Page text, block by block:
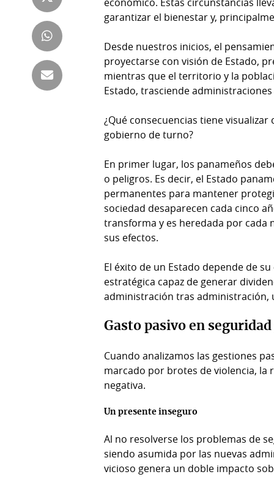
Tienda
Panamá
Tiquetes
Club
La
Prensa
Busca
garantizar el bienestar y,
Desde nuestros inicios, el
proyectarse con visión de Estado,
mientras que el territorio y la
Estado, trasciende
¿Qué consecuencias tiene
gobierno de turno?
En primer lugar, los panameños
o peligros. Es decir, el Estado
permanentes para mantener
sociedad desaparecen cada cinco
transforma y es heredada por
sus efectos.
El éxito de un Estado depende de
estratégica capaz de generar
administración tras administración,
Gasto pasivo en
Cuando analizamos las gestiones
marcado por brotes de violencia, la
negativa.
Un presente inseguro
Al no resolverse los problemas de
siendo asumida por las nuevas
vicioso genera un doble impacto